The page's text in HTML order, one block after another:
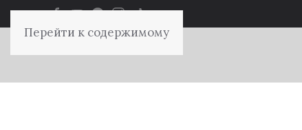
Перейти к содержимому